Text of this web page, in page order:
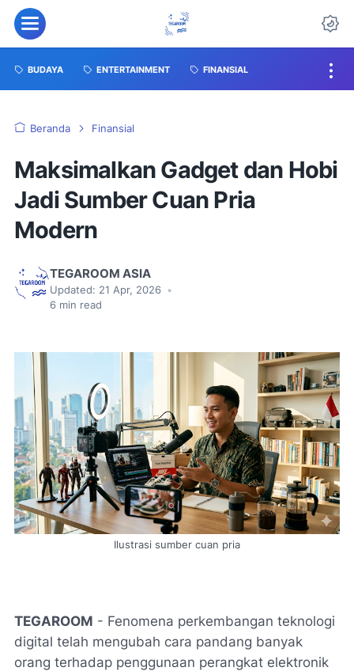
BUDAYA ENTERTAINMENT FINANSIAL
Beranda Finansial
Maksimalkan Gadget dan Hobi
Jadi Sumber Cuan Pria
Modern
TEGAROOM ASIA
Updated: 21 Apr, 2026 •
6 min read
Ilustrasi sumber cuan pria
TEGAROOM - Fenomena perkembangan teknologi
digital telah mengubah cara pandang banyak
orang terhadap penggunaan perangkat elektronik